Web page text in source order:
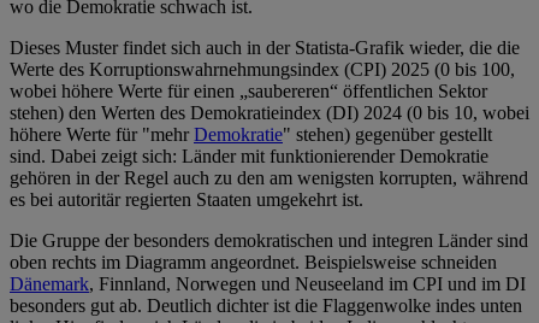
wo die Demokratie schwach ist.
Dieses Muster findet sich auch in der Statista-Grafik wieder, die die
Werte des Korruptionswahrnehmungsindex (CPI) 2025 (0 bis 100,
wobei höhere Werte für einen „saubereren“ öffentlichen Sektor
stehen) den Werten des Demokratieindex (DI) 2024 (0 bis 10, wobei
höhere Werte für "mehrDemokratie" stehen) gegenüber gestellt
sind. Dabei zeigt sich: Länder mit funktionierender Demokratie
gehören in der Regel auch zu den am wenigsten korrupten, während
es bei autoritär regierten Staaten umgekehrt ist.
Die Gruppe der besonders demokratischen und integren Länder sind
oben rechts im Diagramm angeordnet. Beispielsweise schneiden
Dänemark, Finnland, Norwegen und Neuseeland im CPI und im DI
besonders gut ab. Deutlich dichter ist die Flaggenwolke indes unten